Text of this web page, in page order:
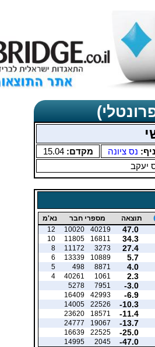
נס ציונה מקדם:15.04
יעקב
תוצאה מספרי חבר נא'מ
47.0
40219
10020
12
34.3
16811
11805
10
27.4
3273
11172
8
5.7
10889
13339
6
4.0
8871
498
5
2.3
1061
40261
4
-3.0
7951
5278
-6.9
42993
16409
-10.3
22526
14005
-11.4
18571
23620
-13.7
19067
24777
-25.0
22525
16639
-47.0
2045
14995